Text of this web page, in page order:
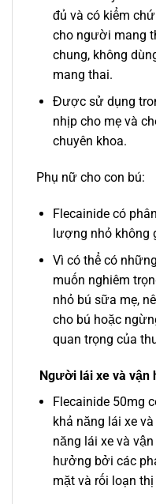
đủ và có kiểm
cho người mang
chung, không
mang thai.
Được sử dụng
nhịp cho mẹ và
chuyên khoa.
Phụ nữ cho con bú:
Flecainide có
lượng nhỏ không
Vì có thể có
muốn nghiêm
nhỏ bú sữa mẹ,
cho bú hoặc
quan trọng của
Người lái xe và vận
Flecainide 50mg
khả năng lái xe
năng lái xe và
hưởng bởi các
mặt và rối loạn